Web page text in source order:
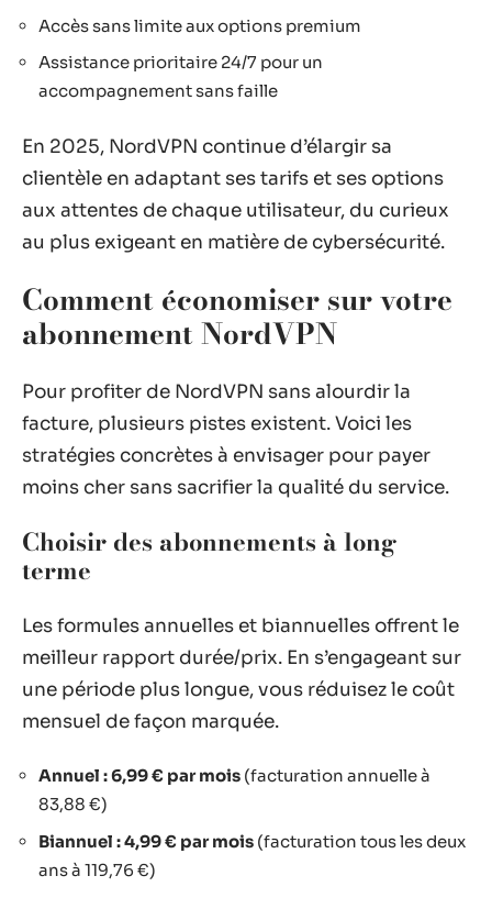
Accès sans limite aux options premium
Assistance prioritaire 24/7 pour un
accompagnement sans faille
En 2025, NordVPN continue d’élargir sa
clientèle en adaptant ses tarifs et ses options
aux attentes de chaque utilisateur, du curieux
au plus exigeant en matière de cybersécurité.
Comment économiser sur votre
abonnement NordVPN
Pour profiter de NordVPN sans alourdir la
facture, plusieurs pistes existent. Voici les
stratégies concrètes à envisager pour payer
moins cher sans sacrifier la qualité du service.
Choisir des abonnements à long
terme
Les formules annuelles et biannuelles offrent le
meilleur rapport durée/prix. En s’engageant sur
une période plus longue, vous réduisez le coût
mensuel de façon marquée.
Annuel : 6,99 € par mois (facturation annuelle à
83,88 €)
Biannuel : 4,99 € par mois (facturation tous les deux
ans à 119,76 €)